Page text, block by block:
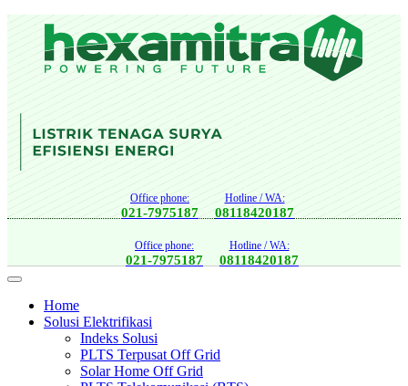
Office phone:
021-7975187
Hotline / WA:
08118420187
Office phone:
021-7975187
Hotline / WA:
08118420187
Home
Solusi Elektrifikasi
Indeks Solusi
PLTS Terpusat Off Grid
Solar Home Off Grid